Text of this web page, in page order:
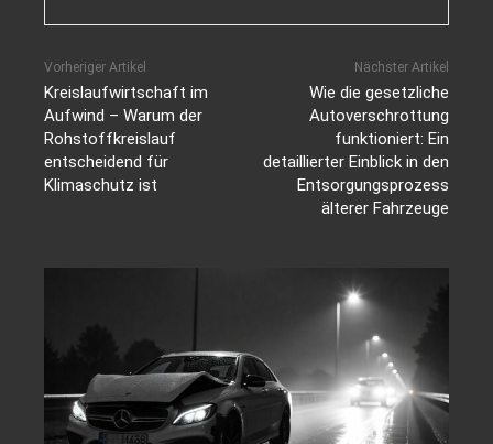
Vorheriger Artikel
Kreislaufwirtschaft im
Aufwind – Warum der
Rohstoffkreislauf
entscheidend für
Klimaschutz ist
Nächster Artikel
Wie die gesetzliche
Autoverschrottung
funktioniert: Ein
detaillierter Einblick in den
Entsorgungsprozess
älterer Fahrzeuge